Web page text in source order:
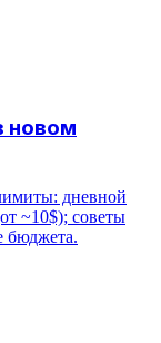
новом
дневной
~10$); советы
бюджета.